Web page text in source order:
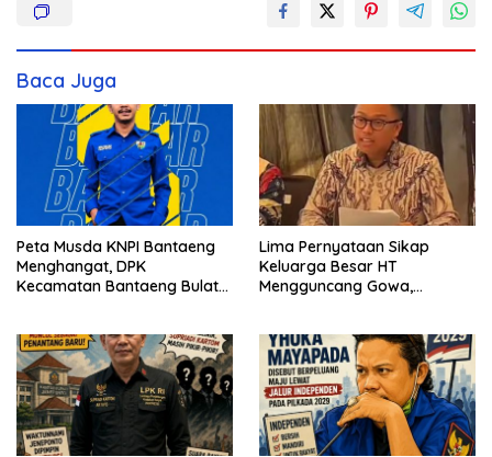
Baca Juga
Peta Musda KNPI Bantaeng
Menghangat, DPK
Kecamatan Bantaeng Bulat
Lima Pernyataan Sikap
Keluarga Besar HT
Mengguncang Gowa,